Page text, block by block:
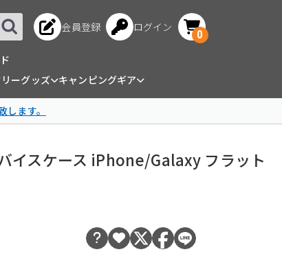
会員登録 ログイン
0
ーグッズ キャンピングギア
ます。
イスケース iPhone/Galaxy フラット